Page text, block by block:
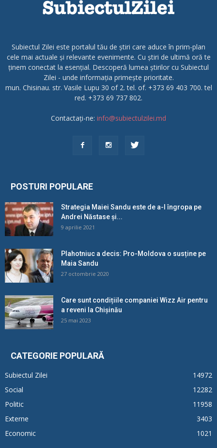
Subiectul Zilei este portalul tău de știri care aduce în prim-plan
cele mai actuale și relevante evenimente. Cu știri de ultimă oră te
ținem conectat la esențial. Descoperă lumea știrilor cu Subiectul
Zilei - unde informația primește prioritate.
mun. Chisinau. str. Vasile Lupu 30 of 2. tel. of. +373 69 403 700. tel
red. +373 69 737 802.
Contactați-ne: info@subiectulzilei.md
POSTURI POPULARE
Strategia Maiei Sandu este de a-l îngropa pe
Andrei Năstase și...
9 aprilie 2021
Plahotniuc a decis: Pro-Moldova o susține pe
Maia Sandu
27 octombrie 2020
Care sunt condițiile companiei Wizz Air pentru
a reveni la Chișinău
25 mai 2023
CATEGORIE POPULARĂ
Subiectul Zilei
14972
Social
12282
Politic
11958
Externe
3403
Economic
1021